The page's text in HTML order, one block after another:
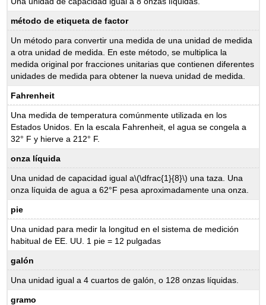
método de etiqueta de factor
Un método para convertir una medida de una unidad de medida
a otra unidad de medida. En este método, se multiplica la
medida original por fracciones unitarias que contienen diferentes
unidades de medida para obtener la nueva unidad de medida.
Fahrenheit
Una medida de temperatura comúnmente utilizada en los
Estados Unidos. En la escala Fahrenheit, el agua se congela a
32° F y hierve a 212° F.
onza líquida
Una unidad de capacidad igual a\(\dfrac{1}{8}\) una taza. Una
onza líquida de agua a 62°F pesa aproximadamente una onza.
pie
Una unidad para medir la longitud en el sistema de medición
habitual de EE. UU. 1 pie = 12 pulgadas
galón
Una unidad igual a 4 cuartos de galón, o 128 onzas líquidas.
gramo